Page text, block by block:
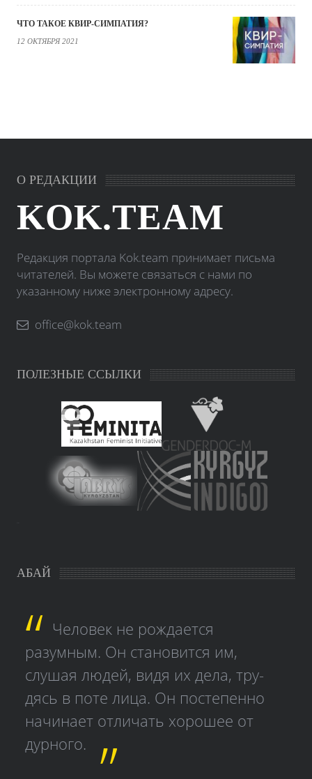
ЧТО ТАКОЕ КВИР-СИМПАТИЯ?
12 ОКТЯБРЯ 2021
О РЕДАКЦИИ
KOK.TEAM
Редакция портала Kok.team принимает письма
читателей. Вы можете связаться с нами по
указанному ниже электронному адресу.
office@kok.team
ПОЛЕЗНЫЕ ССЫЛКИ
АБАЙ
Человек не рождается
разумным. Он становится им,
слушая людей, видя их дела, тру­
дясь в поте лица. Он постепенно
начинает отличать хорошее от
дурного.